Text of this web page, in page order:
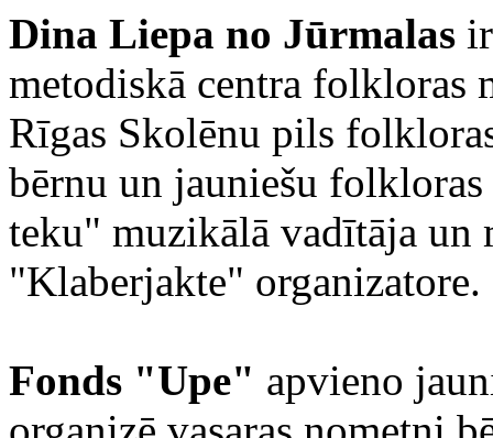
Dina Liepa no Jūrmalas
metodiskā centra folkloras
Rīgas Skolēnu pils
bērnu un jauniešu
teku" muzikālā vadītāja un
"Klaberjakte" organizatore.
Fonds "Upe" apvieno